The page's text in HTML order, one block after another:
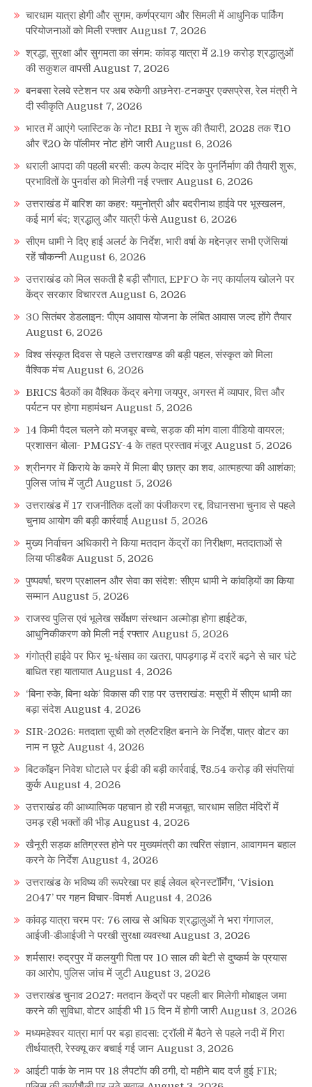
चारधाम यात्रा होगी और सुगम, कर्णप्रयाग और सिमली में आधुनिक पार्किंग
परियोजनाओं को मिली रफ्तार August 7, 2026
श्रद्धा, सुरक्षा और सुगमता का संगम: कांवड़ यात्रा में 2.19 करोड़ श्रद्धालुओं
की सकुशल वापसी August 7, 2026
बनबसा रेलवे स्टेशन पर अब रुकेगी अछनेरा-टनकपुर एक्सप्रेस, रेल मंत्री ने
दी स्वीकृति August 7, 2026
भारत में आएंगे प्लास्टिक के नोट! RBI ने शुरू की तैयारी, 2028 तक ₹10
और ₹20 के पॉलीमर नोट होंगे जारी August 6, 2026
धराली आपदा की पहली बरसी: कल्प केदार मंदिर के पुनर्निर्माण की तैयारी शुरू,
प्रभावितों के पुनर्वास को मिलेगी नई रफ्तार August 6, 2026
उत्तराखंड में बारिश का कहर: यमुनोत्री और बदरीनाथ हाईवे पर भूस्खलन,
कई मार्ग बंद; श्रद्धालु और यात्री फंसे August 6, 2026
सीएम धामी ने दिए हाई अलर्ट के निर्देश, भारी वर्षा के मद्देनज़र सभी एजेंसियां
रहें चौकन्नी August 6, 2026
उत्तराखंड को मिल सकती है बड़ी सौगात, EPFO के नए कार्यालय खोलने पर
केंद्र सरकार विचाररत August 6, 2026
30 सितंबर डेडलाइन: पीएम आवास योजना के लंबित आवास जल्द होंगे तैयार
August 6, 2026
विश्व संस्कृत दिवस से पहले उत्तराखण्ड की बड़ी पहल, संस्कृत को मिला
वैश्विक मंच August 6, 2026
BRICS बैठकों का वैश्विक केंद्र बनेगा जयपुर, अगस्त में व्यापार, वित्त और
पर्यटन पर होगा महामंथन August 5, 2026
14 किमी पैदल चलने को मजबूर बच्चे, सड़क की मांग वाला वीडियो वायरल;
प्रशासन बोला- PMGSY-4 के तहत प्रस्ताव मंजूर August 5, 2026
श्रीनगर में किराये के कमरे में मिला बीए छात्र का शव, आत्महत्या की आशंका;
पुलिस जांच में जुटी August 5, 2026
उत्तराखंड में 17 राजनीतिक दलों का पंजीकरण रद्द, विधानसभा चुनाव से पहले
चुनाव आयोग की बड़ी कार्रवाई August 5, 2026
मुख्य निर्वाचन अधिकारी ने किया मतदान केंद्रों का निरीक्षण, मतदाताओं से
लिया फीडबैक August 5, 2026
पुष्पवर्षा, चरण प्रक्षालन और सेवा का संदेश: सीएम धामी ने कांवड़ियों का किया
सम्मान August 5, 2026
राजस्व पुलिस एवं भूलेख सर्वेक्षण संस्थान अल्मोड़ा होगा हाईटेक,
आधुनिकीकरण को मिली नई रफ्तार August 5, 2026
गंगोत्री हाईवे पर फिर भू-धंसाव का खतरा, पापड़गाड़ में दरारें बढ़ने से चार घंटे
बाधित रहा यातायात August 4, 2026
‘बिना रुके, बिना थके’ विकास की राह पर उत्तराखंड: मसूरी में सीएम धामी का
बड़ा संदेश August 4, 2026
SIR-2026: मतदाता सूची को त्रुटिरहित बनाने के निर्देश, पात्र वोटर का
नाम न छूटे August 4, 2026
बिटकॉइन निवेश घोटाले पर ईडी की बड़ी कार्रवाई, ₹8.54 करोड़ की संपत्तियां
कुर्क August 4, 2026
उत्तराखंड की आध्यात्मिक पहचान हो रही मजबूत, चारधाम सहित मंदिरों में
उमड़ रही भक्तों की भीड़ August 4, 2026
खैनूरी सड़क क्षतिग्रस्त होने पर मुख्यमंत्री का त्वरित संज्ञान, आवागमन बहाल
करने के निर्देश August 4, 2026
उत्तराखंड के भविष्य की रूपरेखा पर हाई लेवल ब्रेनस्टॉर्मिंग, ‘Vision
2047’ पर गहन विचार-विमर्श August 4, 2026
कांवड़ यात्रा चरम पर: 76 लाख से अधिक श्रद्धालुओं ने भरा गंगाजल,
आईजी-डीआईजी ने परखी सुरक्षा व्यवस्था August 3, 2026
शर्मसार! रुद्रपुर में कलयुगी पिता पर 10 साल की बेटी से दुष्कर्म के प्रयास
का आरोप, पुलिस जांच में जुटी August 3, 2026
उत्तराखंड चुनाव 2027: मतदान केंद्रों पर पहली बार मिलेगी मोबाइल जमा
करने की सुविधा, वोटर आईडी भी 15 दिन में होगी जारी August 3, 2026
मध्यमहेश्वर यात्रा मार्ग पर बड़ा हादसा: ट्रॉली में बैठने से पहले नदी में गिरा
तीर्थयात्री, रेस्क्यू कर बचाई गई जान August 3, 2026
आईटी पार्क के नाम पर 18 लैपटॉप की ठगी, दो महीने बाद दर्ज हुई FIR;